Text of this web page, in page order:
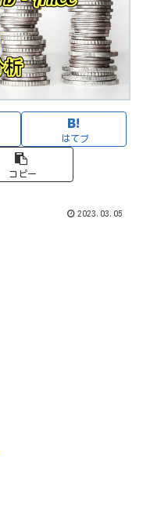
はてブ
コピー
2023.03.05